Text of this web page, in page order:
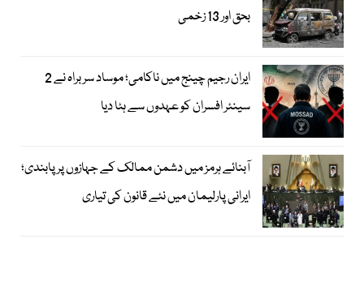
بحق اور 13 زخمی
ایران رجیم چینج میں ناکامی؛ موساد سربراہ نے 2
سینئر افسران کو عہدوں سے ہٹا دیا
آبنائے ہرمز میں دشمن ممالک کے جہازوں پر پابندی؛
ایرانی پارلیمان میں نئے قانون کی تیاری